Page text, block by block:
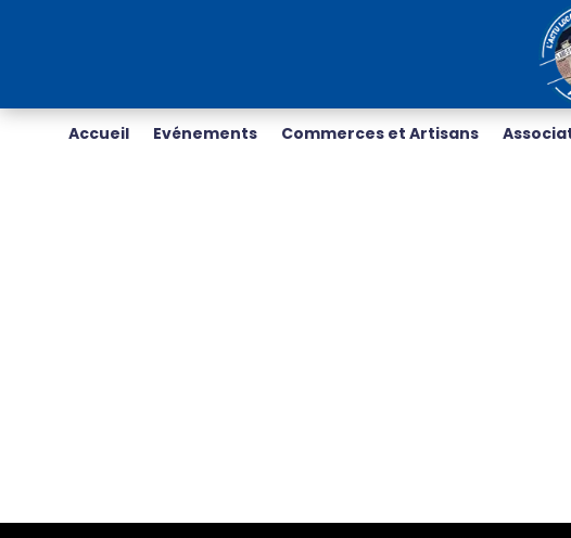
Accueil Evénements Commerces et Artisans